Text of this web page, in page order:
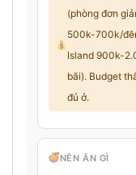
(phòng đơn
500k-700k/
Island 900k-
bãi). Budget
đủ ở.
NÊN ĂN GÌ